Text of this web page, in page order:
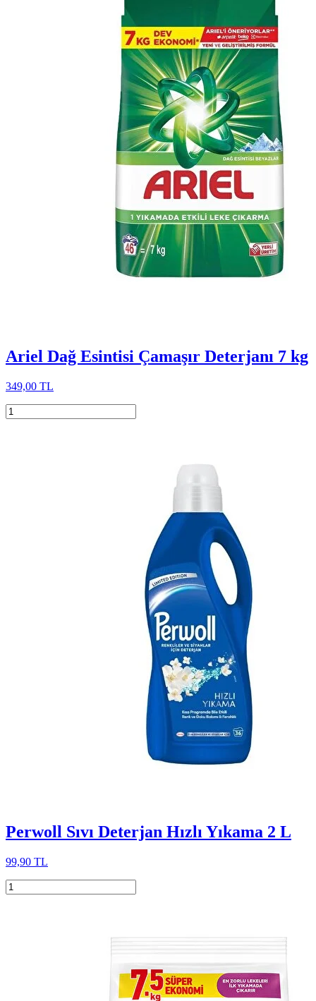
Ariel Dağ Esintisi Çamaşır Deterjanı 7 kg
349,00 TL
Perwoll Sıvı Deterjan Hızlı Yıkama 2 L
99,90 TL